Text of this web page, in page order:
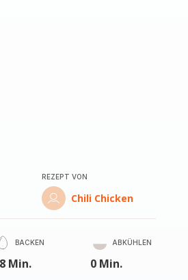
REZEPT VON
Chili Chicken
BACKEN
Min.
ABKÜHLEN
0 Min.